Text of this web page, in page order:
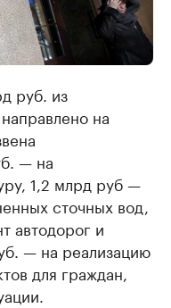
руб. из
на
— на
1,2 млрд руб —
сточных вод,
автодорог и
— на реализацию
для граждан,